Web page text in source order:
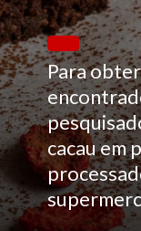
Para
cacau em